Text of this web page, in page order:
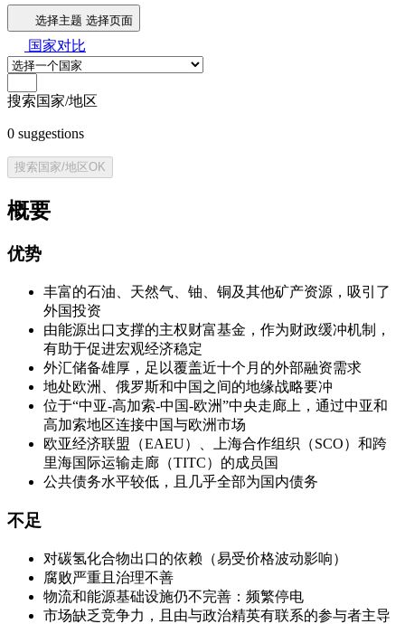
选择主题 选择页面
国家对比
搜索国家/地区
0 suggestions
搜索国家/地区OK
概要
优势
丰富的石油、天然气、铀、铜及其他矿产资源，吸引了
外国投资
由能源出口支撑的主权财富基金，作为财政缓冲机制，
有助于促进宏观经济稳定
外汇储备雄厚，足以覆盖近十个月的外部融资需求
地处欧洲、俄罗斯和中国之间的地缘战略要冲
位于“中亚-高加索-中国-欧洲”中央走廊上，通过中亚和
高加索地区连接中国与欧洲市场
欧亚经济联盟（EAEU）、上海合作组织（SCO）和跨
里海国际运输走廊（TITC）的成员国
公共债务水平较低，且几乎全部为国内债务
不足
对碳氢化合物出口的依赖（易受价格波动影响）
腐败严重且治理不善
物流和能源基础设施仍不完善：频繁停电
市场缺乏竞争力，且由与政治精英有联系的参与者主导